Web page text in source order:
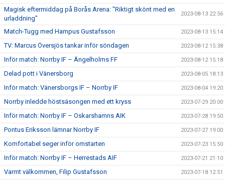
Magisk eftermiddag på Borås Arena: "Riktigt skönt med en
urladdning"
2023-08-13 22:56
Match-Tugg med Hampus Gustafsson 2023-08-13 15:14
TV: Marcus Översjös tankar inför söndagen 2023-08-12 15:38
Inför match: Norrby IF – Ängelholms FF 2023-08-12 15:18
Delad pott i Vänersborg 2023-08-05 18:13
Inför match: Vänersborgs IF – Norrby IF 2023-08-04 19:20
Norrby inledde höstsäsongen med ett kryss 2023-07-29 20:00
Inför match: Norrby IF – Oskarshamns AIK 2023-07-28 19:50
Pontus Eriksson lämnar Norrby IF 2023-07-27 19:00
Komfortabel seger inför omstarten 2023-07-23 15:50
Inför match: Norrby IF – Herrestads AIF 2023-07-21 21:10
Varmt välkommen, Filip Gustafsson 2023-07-18 12:51